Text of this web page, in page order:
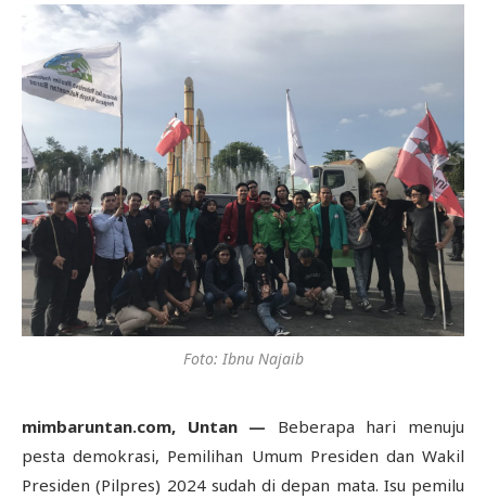
Foto: Ibnu Najaib
mimbaruntan.com, Untan — Beberapa hari menuju
pesta demokrasi, Pemilihan Umum Presiden dan Wakil
Presiden (Pilpres) 2024 sudah di depan mata. Isu pemilu